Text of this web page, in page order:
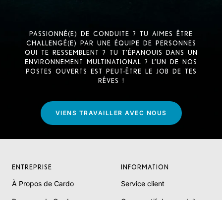
PASSIONNÉ(E) DE CONDUITE ? TU AIMES ÊTRE
CHALLENGÉ(E) PAR UNE ÉQUIPE DE PERSONNES
QUI TE RESSEMBLENT ? TU T’ÉPANOUIS DANS UN
ENVIRONNEMENT MULTINATIONAL ? L’UN DE NOS
POSTES OUVERTS EST PEUT-ÊTRE LE JOB DE TES
RÊVES !
VIENS TRAVAILLER AVEC NOUS
ENTREPRISE
À Propos de Cardo
INFORMATION
Service client